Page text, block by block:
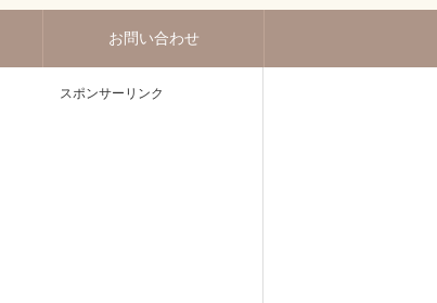
お問い合わせ
スポンサーリンク